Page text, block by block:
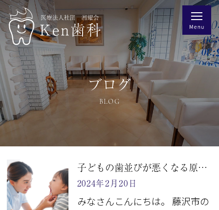
ブログ
BLOG
子どもの歯並びが悪くなる原因・悪習慣
2024年2月20日
みなさんこんにちは。 藤沢市の